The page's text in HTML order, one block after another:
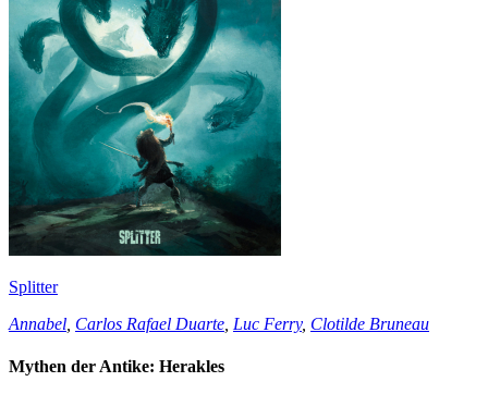
Splitter
Annabel Carlos Rafael Duarte Luc Ferry, Clotilde Bruneau
Mythen der Antike: Herakles